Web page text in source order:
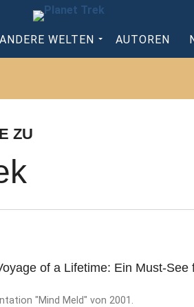
ANDERE WELTEN AUTOREN
ZU
of a Lifetime: Ein Must-See
"Mind Meld" von 2001.